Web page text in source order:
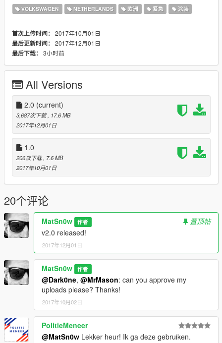
=================================
Credits
Convert: TeamMOH
ELS file: TeamMOH
Skin: matsn0w
Screenshots: Luuk Glorius (GloriusModding)
Special thanks to Iddo from JustRPFun-Mods for his skin
resources!
=================================
Changelog
Version 1.0:
* initial release
Version 2.0:
* fully remade the whole skin
* made striping wider, so now it's the correct scale
* added contourmarking
* changed the plates
* made the mirrors black (like plastic)
Known bugs:
* the striping is going through the door handles, I can't fix this
because of the way the doors are UV-mapped.
* the skin may look a bit flat on some PC's, this is due to the
used material, I can't fix this neither.
VOLKSWAGEN NETHERLANDS 欧洲 紧急 涂装
首次上传时间： 2017年10月01日
最后更新时间： 2017年12月01日
最后下载： 3小时前
All Versions
2.0 (current)
3,687次下载 , 17.6 MB
2017年12月01日
1.0
206次下载 , 7.6 MB
2017年10月01日
20个评论
MatSn0w 作者
置顶帖
v2.0 released!
2017年12月01日
MatSn0w 作者
@Dark0ne, @MrMason: can you approve my
uploads please? Thanks!
2017年10月02日
PolitieMeneer
@MatSn0w Lekker heur! Ik ga deze gebruiken.